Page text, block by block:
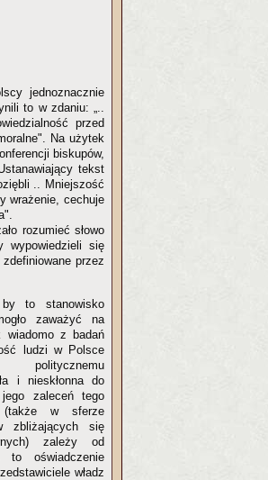
jednoznacznie
to w zdaniu: „..
przed
Na użytek
biskupów,
tekst
.. Mniejszość
wrażenie, cechuje
rozumieć słowo
wypowiedzieli się
przez
to stanowisko
zaważyć na
wiadomo z badań
ludzi w Polsce
i nieskłonna do
jego zaleceń tego
w sferze
zbliżających się
zależy od
oświadczenie
władz